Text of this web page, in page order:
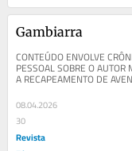
Gambiarra
CONTEÚDO ENVOLVE
PESSOAL SOBRE O AUTOR
A RECAPEAMENTO DE
que é o que é? Quanto mais a...
08.04.2026
30
Revista